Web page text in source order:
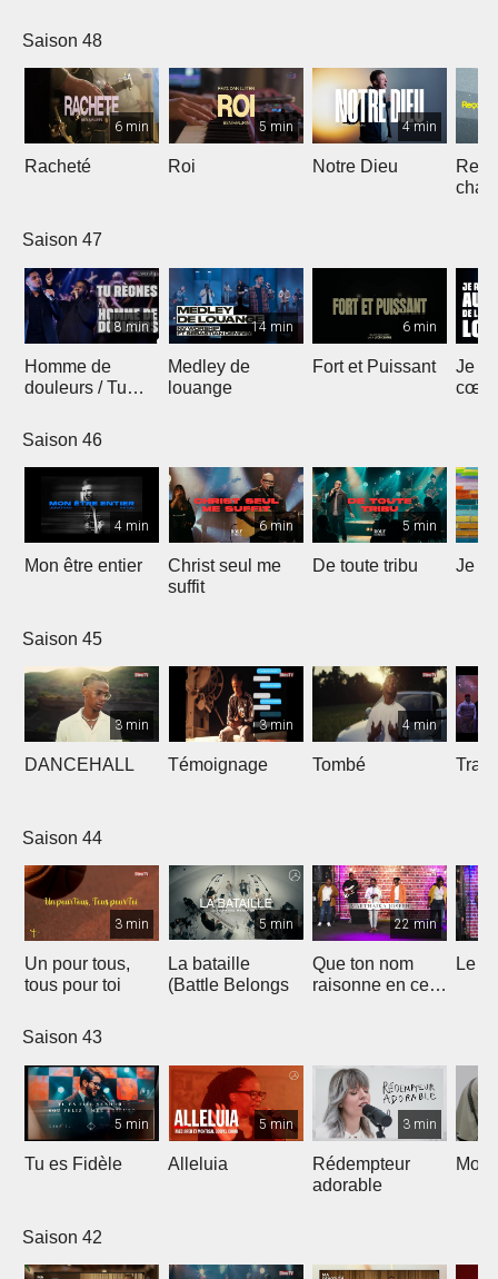
Saison 48
6 min
Racheté
5 min
Roi
4 min
Notre Dieu
chant
Saison 47
8 min
Homme de
douleurs / Tu
14 min
Medley de
louange
6 min
Fort et Puissant
Je
cœur
Saison 46
4 min
Mon être entier
6 min
Christ seul me
suffit
5 min
De toute tribu Je
Saison 45
3 min
DANCEHALL
3 min
Témoignage
4 min
Tombé
Saison 44
3 min
Un pour tous,
tous pour toi
5 min
La bataille
(Battle Belongs
22 min
Que ton nom
raisonne en ce
Le
Saison 43
5 min
Tu es Fidèle
5 min
Alleluia
3 min
Rédempteur
adorable
Mon
Saison 42